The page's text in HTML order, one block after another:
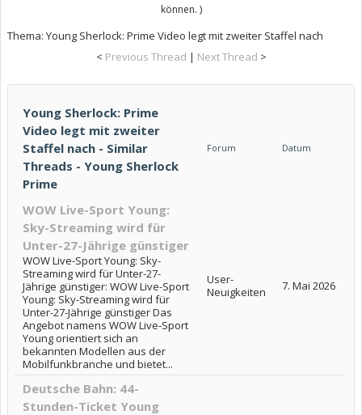
können. )
Thema: Young Sherlock: Prime Video legt mit zweiter Staffel nach
< Previous Thread | Next Thread >
Young Sherlock: Prime
Video legt mit zweiter
Staffel nach - Similar
Threads - Young Sherlock
Prime
Forum Datum
WOW Live-Sport Young:
Sky-Streaming wird für
Unter-27-Jährige günstiger
WOW Live-Sport Young: Sky-
Streaming wird für Unter-27-
Jährige günstiger: WOW Live-Sport
Young: Sky-Streaming wird für
Unter-27-Jährige günstiger Das
Angebot namens WOW Live-Sport
Young orientiert sich an
bekannten Modellen aus der
Mobilfunkbranche und bietet...
User-
Neuigkeiten
7. Mai 2026
Deutsche Bahn: 44-
Stunden-Ticket Young